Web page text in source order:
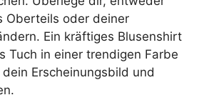
Oberteils oder deiner
Ein kräftiges Blusenshirt
Tuch in einer trendigen Farbe
Erscheinungsbild und